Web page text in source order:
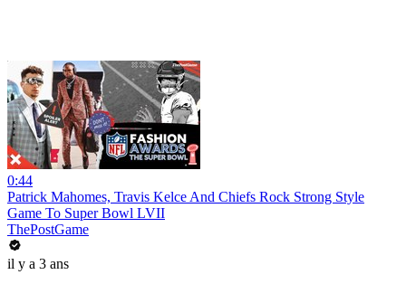
0:44
Patrick Mahomes, Travis Kelce And Chiefs Rock Strong Style
Game To Super Bowl LVII
ThePostGame
il y a 3 ans